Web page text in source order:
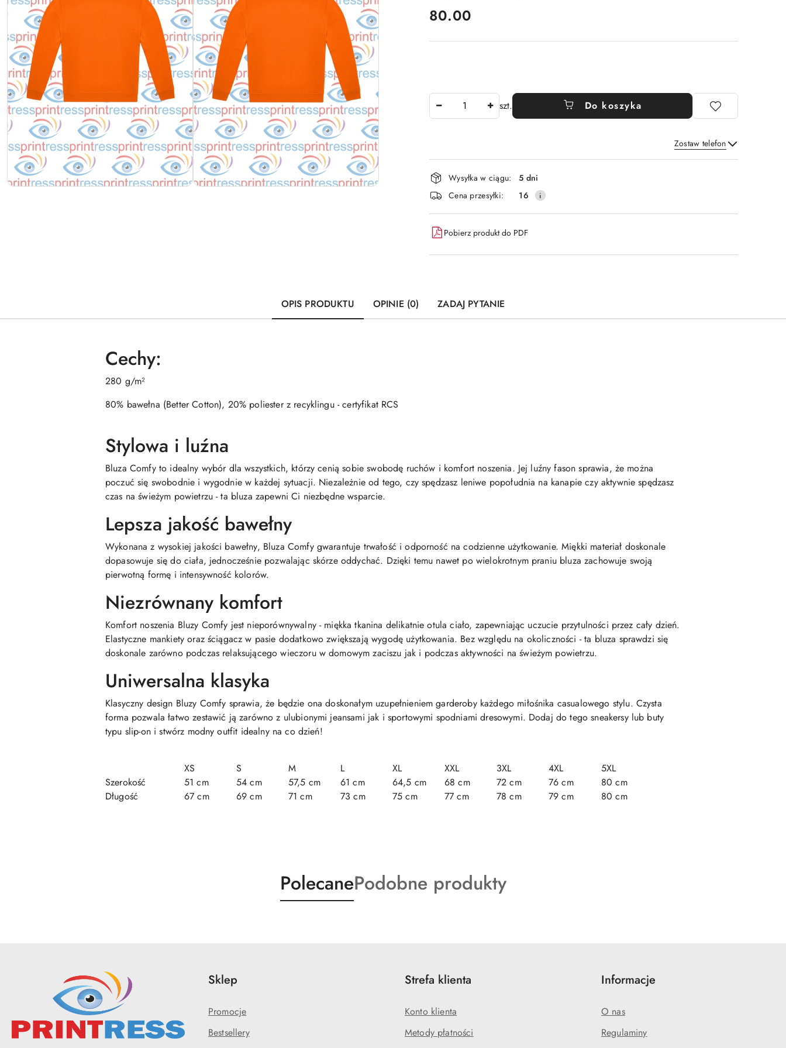
cena:
80.00
szt. Do koszyka
Zostaw telefon
Wyślij
Dostępność
i
dostawa
Wysyłka w ciągu:
5 dni
Cena przesyłki:
16
Pobierz produkt do PDF
OPIS PRODUKTU OPINIE (0) ZADAJ PYTANIE
Cechy:
280 g/m²
80% bawełna (Better Cotton), 20% poliester z recyklingu - certyfikat RCS
Stylowa i luźna
Bluza Comfy to idealny wybór dla wszystkich, którzy cenią sobie swobodę ruchów i komfort noszenia. Jej luźny fason sprawia, że można
poczuć się swobodnie i wygodnie w każdej sytuacji. Niezależnie od tego, czy spędzasz leniwe popołudnia na kanapie czy aktywnie spędzasz
czas na świeżym powietrzu - ta bluza zapewni Ci niezbędne wsparcie.
Lepsza jakość bawełny
Wykonana z wysokiej jakości bawełny, Bluza Comfy gwarantuje trwałość i odporność na codzienne użytkowanie. Miękki materiał doskonale
dopasowuje się do ciała, jednocześnie pozwalając skórze oddychać. Dzięki temu nawet po wielokrotnym praniu bluza zachowuje swoją
pierwotną formę i intensywność kolorów.
Niezrównany komfort
Komfort noszenia Bluzy Comfy jest nieporównywalny - miękka tkanina delikatnie otula ciało, zapewniając uczucie przytulności przez cały dzień.
Elastyczne mankiety oraz ściągacz w pasie dodatkowo zwiększają wygodę użytkowania. Bez względu na okoliczności - ta bluza sprawdzi się
doskonale zarówno podczas relaksującego wieczoru w domowym zaciszu jak i podczas aktywności na świeżym powietrzu.
Uniwersalna klasyka
Klasyczny design Bluzy Comfy sprawia, że będzie ona doskonałym uzupełnieniem garderoby każdego miłośnika casualowego stylu. Czysta
forma pozwala łatwo zestawić ją zarówno z ulubionymi jeansami jak i sportowymi spodniami dresowymi. Dodaj do tego sneakersy lub buty
typu slip-on i stwórz modny outfit idealny na co dzień!
XS S M L XL XXL 3XL 4XL
5XL
Szerokość
51 cm 54 cm 57,5 cm 61 cm 64,5 cm 68 cm 72 cm 76 cm
80 cm
Długość
67 cm 69 cm 71 cm 73 cm 75 cm 77 cm 78 cm 79 cm 80 cm
Produkty
o
PolecaneProdukty
o
Podobne produkty
Sklep
Promocje
Bestsellery
Strefa klienta
Konto klienta
Metody płatności
Informacje
O nas
Regulaminy